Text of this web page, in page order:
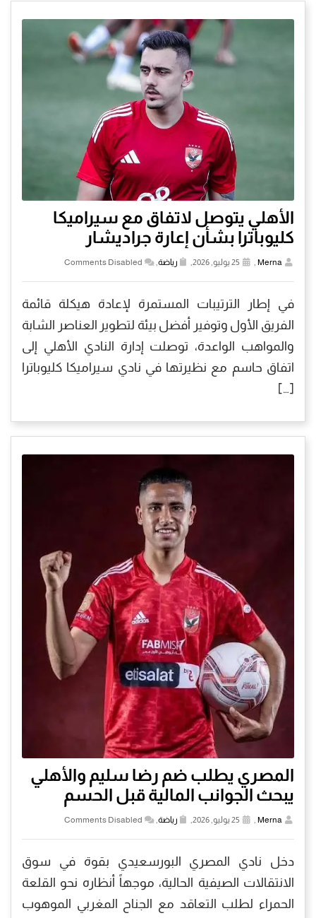
الأهلي يتوصل لاتفاق مع سيراميكا
كليوباترا بشأن إعارة جراديشار
Merna رياضة Comments Disabled
في إطار الترتيبات المستمرة لإعادة هيكلة قائمة
الفريق الأول وتوفير أفضل بيئة لتطوير العناصر الشابة
والمواهب الواعدة، توصلت إدارة النادي الأهلي إلى
اتفاق حاسم مع نظيرتها في نادي سيراميكا كليوباترا
[…]
المصري يطلب ضم رضا سليم والأهلي
يبحث الجوانب المالية قبل الحسم
Merna
, رياضة,
Comments Disabled
دخل نادي المصري البورسعيدي بقوة في سوق
الانتقالات الصيفية الحالية، موجهاً أنظاره نحو القلعة
الحمراء لطلب التعاقد مع الجناح المغربي الموهوب